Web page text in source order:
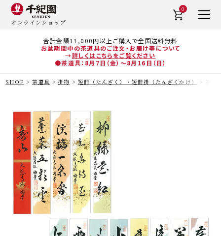
合計金額11,000円以上ご購入で全国送料無料
お盆期間中の茶道具のご注文・お届け等について
→詳しくはこちらをご覧ください
●茶道具：8月7日（金）～8月16日（日）
オンラインショップ
0
SHOP 茶道具 掛物 短冊（たんざく）・短冊掛（たんざくかけ）